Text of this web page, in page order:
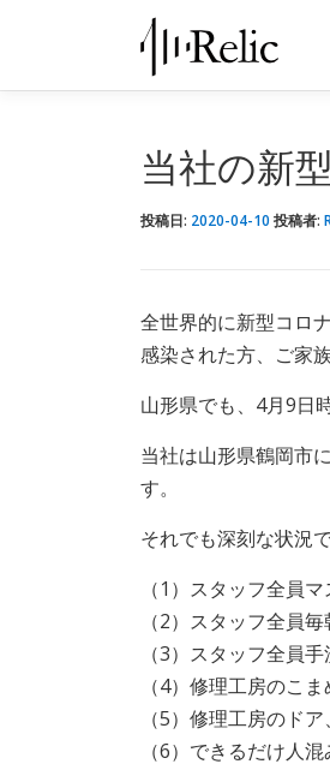
当社の新
投稿日: 2020-04-10 投稿者:
全世界的に新型コロ
感染された方、ご家
山形県でも、4月9日
当社は山形県鶴岡市
す。
それでも深刻な状況
（1）スタッフ全員
（2）スタッフ全員
（3）スタッフ全員
（4）修理工房のこ
（5）修理工房のド
（6）できるだけ人